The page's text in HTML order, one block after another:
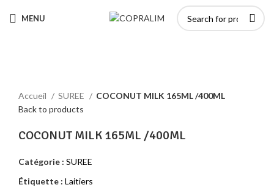
MENU
Accueil
SUREE
COCONUT MILK 165ML /400ML
Back to products
COCONUT MILK 165ML /400ML
Catégorie : SUREE
Étiquette : Laitiers